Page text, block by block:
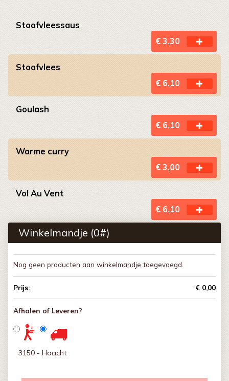
Stoofvleessaus
€ 3,30
Stoofvlees
€ 6,10
Goulash
€ 6,10
Warme curry
€ 3,00
Vol Au Vent
€ 6,10
Winkelmandje (0#)
Nog geen producten aan winkelmandje toegevoegd.
Prijs: € 0,00
Afhalen of Leveren?
3150 - Haacht